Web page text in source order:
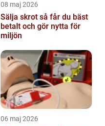
08 maj 2026
Sälja skrot så får du bäst
betalt och gör nytta för
miljön
06 maj 2026